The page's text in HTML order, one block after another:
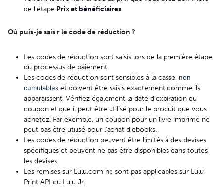
de l'étape Prix et bénéficiaires.
Où puis-je saisir le code de réduction ?
Les codes de réduction sont saisis lors de la première étape
du processus de paiement.
Les codes de réduction sont sensibles à la casse, non
cumulables et doivent être saisis exactement comme ils
apparaissent. Vérifiez également la date d'expiration du
coupon et que il peut être utilisé pour le produit que vous
achetez. Par exemple, un coupon pour un livre imprimé ne
peut pas être utilisé pour l'achat d'ebooks.
Les codes de réduction peuvent être limités à des devises
spécifiques et peuvent ne pas être disponibles dans toutes
les devises.
Les remises sur Lulu.com ne sont pas applicables sur Lulu
Print API ou Lulu Jr.